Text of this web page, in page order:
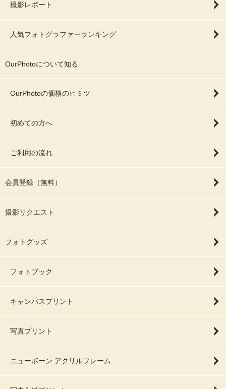
撮影レポート
人気フォトグラファーランキング
OurPhotoについて知る
OurPhotoの価格のヒミツ
初めての方へ
ご利用の流れ
会員登録（無料）
撮影リクエスト
フォトグッズ
フォトブック
キャンバスプリント
写真プリント
ニューボーン アクリルフレーム